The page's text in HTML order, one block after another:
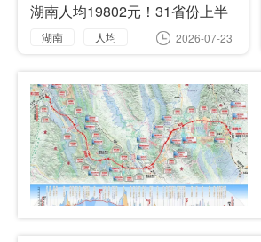
湖南人均19802元！31省份上半
年人均可支配收入公布
湖南
人均
收入
2026-07-23